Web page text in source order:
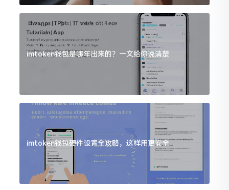
imtoken钱包是哪年出来的？一文给你说清楚
imtoken钱包硬件设置全攻略，这样用更安全